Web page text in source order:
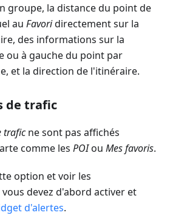
groupe, la distance du point de
au Favoridirectement sur la
des informations sur la
ou à gauche du point par
et la direction de l'itinéraire.
de trafic
traficne sont pas affichés
comme les POIou Mes favoris.
option et voir les
devez d'abord activer et
d'alertes.